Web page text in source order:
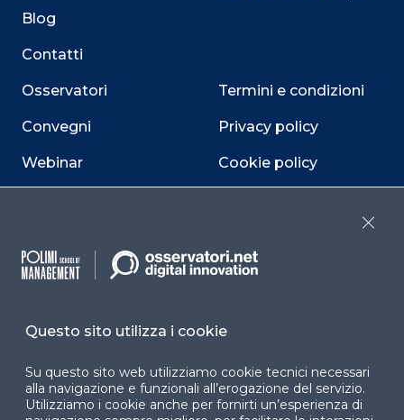
Blog
Contatti
Osservatori
Convegni
Webinar
Termini e condizioni
Privacy policy
Cookie policy
accessibilità
Facebook LinkedIn
Questo sito utilizza i cookie
Su questo sito web utilizziamo cookie tecnici necessari
alla navigazione e funzionali all’erogazione del servizio.
Utilizziamo i cookie anche per fornirti un’esperienza di